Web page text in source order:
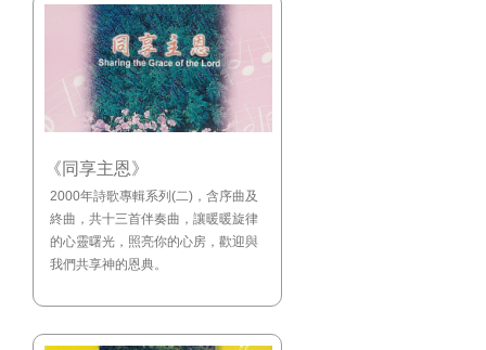
《同享主恩》
2000年詩歌專輯系列(二)，含序曲及
終曲，共十三首伴奏曲，讓暖暖旋律
的心靈曙光，照亮你的心房，歡迎與
我們共享神的恩典。